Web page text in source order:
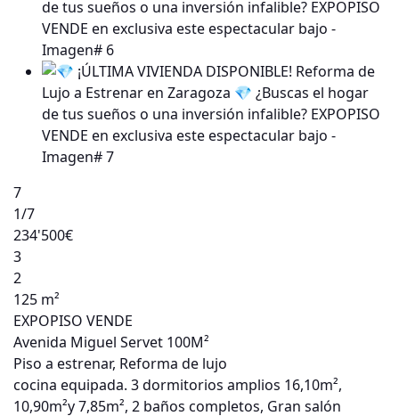
7
1/7
234'500€
3
2
125 m²
EXPOPISO VENDE
Avenida Miguel Servet 100M²
Piso a estrenar, Reforma de lujo
cocina equipada. 3 dormitorios amplios 16,10m²,
10,90m²y 7,85m², 2 baños completos, Gran salón